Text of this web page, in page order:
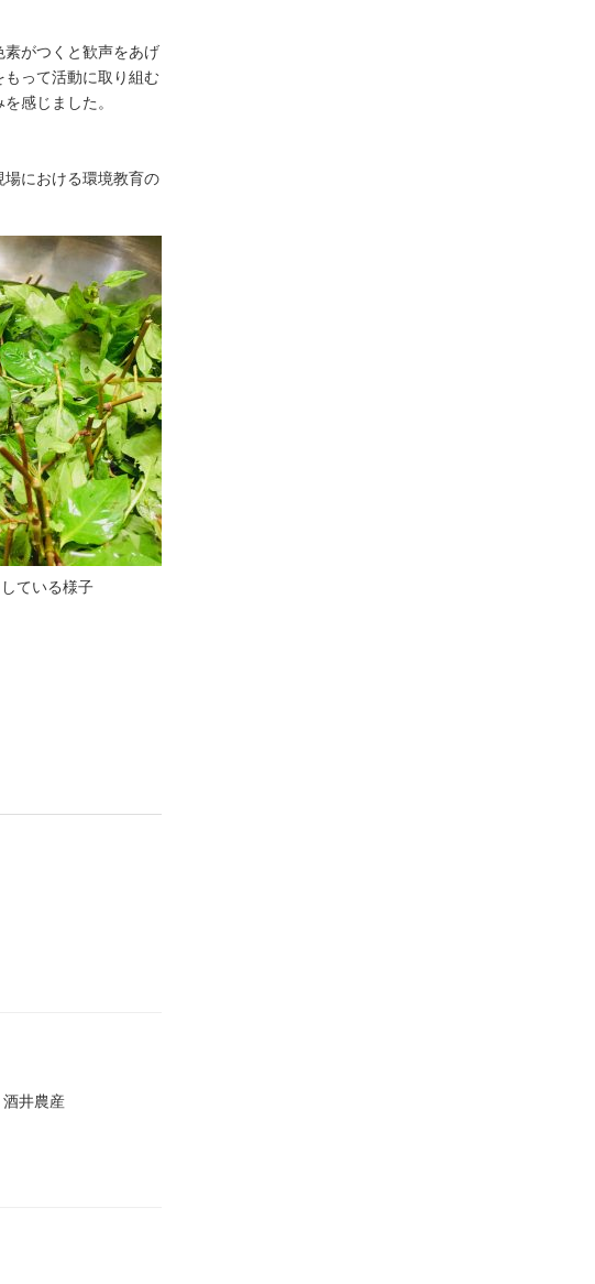
がつくと歓声をあげ
って活動に取り組む
感じました。
における環境教育の
ている様子
井農産